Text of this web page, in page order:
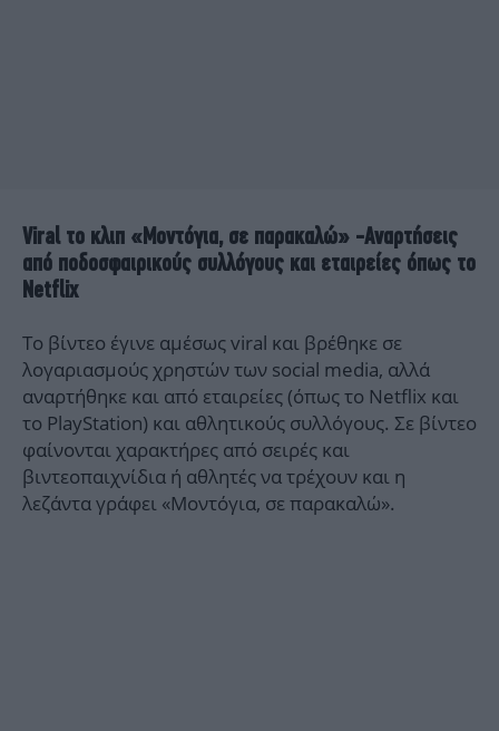
Viral το κλιπ «Μοντόγια, σε παρακαλώ» -Αναρτήσεις
από ποδοσφαιρικούς συλλόγους και εταιρείες όπως το
Netflix
Το βίντεο έγινε αμέσως viral και βρέθηκε σε
λογαριασμούς χρηστών των social media, αλλά
αναρτήθηκε και από εταιρείες (όπως το Netflix και
το PlayStation) και αθλητικούς συλλόγους. Σε βίντεο
φαίνονται χαρακτήρες από σειρές και
βιντεοπαιχνίδια ή αθλητές να τρέχουν και η
λεζάντα γράφει «Μοντόγια, σε παρακαλώ».